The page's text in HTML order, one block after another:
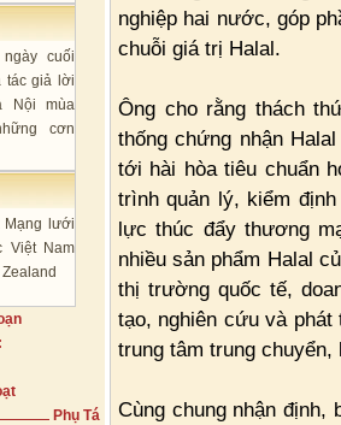
ngày cuối
tác giả lời
Nội mùa
cơn
Mạng lưới
Việt Nam
Phụ Tá
nghiệp hai nước, góp
chuỗi giá trị Halal.
Ông cho rằng thách
thống chứng nhận
tới hài hòa tiêu chuẩn
trình quản lý, kiểm
lực thúc đẩy thương
nhiều sản phẩm Halal
thị trường quốc tế,
tạo, nghiên cứu và
trung tâm trung
Cùng chung nhận định,